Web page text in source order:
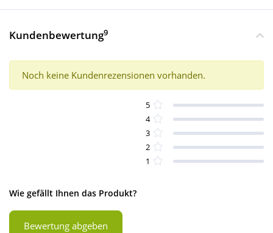
Kundenbewertung9
Noch keine Kundenrezensionen vorhanden.
5
4
3
2
1
Wie gefällt Ihnen das Produkt?
Bewertung abgeben